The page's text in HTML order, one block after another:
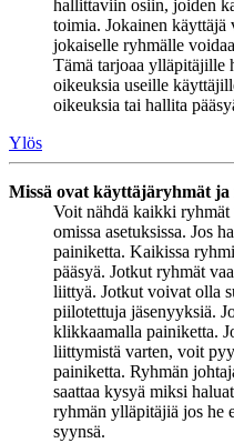
hallittaviin osiin, joiden
toimia. Jokainen
jokaiselle ryhmälle
Tämä tarjoaa ylläpitäjille
oikeuksia useille
oikeuksia tai hallita
Ylös
Missä ovat käyttäjäryhmät ja
Voit nähdä kaikki
omissa asetuksissa. Jos
painiketta. Kaikissa
pääsyä. Jotkut ryhmät
liittyä. Jotkut voivat olla
piilotettuja jäsenyyksiä.
klikkaamalla painiketta.
liittymistä varten, voit
painiketta. Ryhmän
saattaa kysyä miksi
ryhmän ylläpitäjiä jos he
syynsä.